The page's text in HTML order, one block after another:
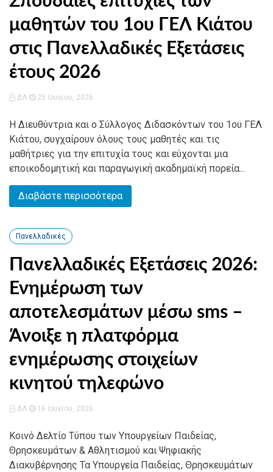
μαθητών του 1ου ΓΕΛ Κιάτου
στις Πανελλαδικές Εξετάσεις
έτους 2026
ΔΛ 25 Ιουνίου, 2026
Η Διευθύντρια και ο Σύλλογος Διδασκόντων του 1ου ΓΕΛ
Κιάτου, συγχαίρουν όλους τους μαθητές και τις
μαθήτριες για την επιτυχία τους και εύχονται μια
εποικοδομητική και παραγωγική ακαδημαϊκή πορεία...
Διαβάστε περισσότερα
Πανελλαδικές
Πανελλαδικές Εξετάσεις 2026:
Ενημέρωση των
αποτελεσμάτων μέσω sms –
Άνοιξε η πλατφόρμα
ενημέρωσης στοιχείων
κινητού τηλεφώνο
ΔΛ 16 Ιουνίου, 2026
Κοινό Δελτίο Τύπου των Υπουργείων Παιδείας,
Θρησκευμάτων & Αθλητισμού και Ψηφιακής
Διακυβέρνησης Τα Υπουργεία Παιδείας, Θρησκευμάτων